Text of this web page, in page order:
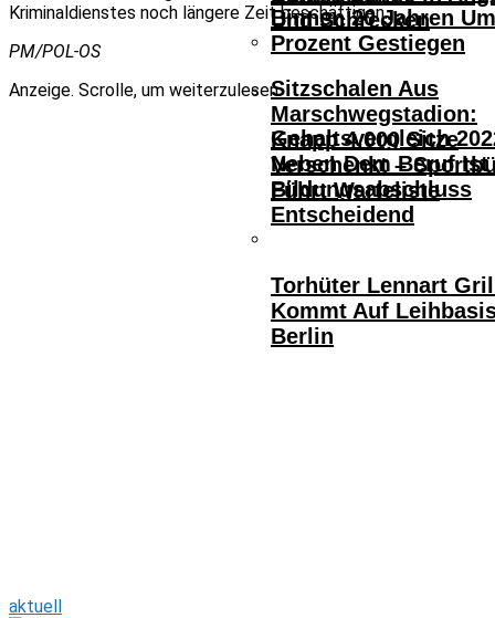
Und Schrecken
Binnen 20 Jahren
Prozent Gestiegen
Gehaltsvergleich
Neben Dem Beruf Ist
Bildungsabschluss
Entscheidend
Sitzschalen Aus
Marschwegstadion:
Knapp 4.000 Sitze
Verschenkt –
Führt Warteliste
Torhüter Lennart
Kommt Auf
Berlin
Kriminaldienstes noch längere Zeit beschäftigen.
PM/POL-OS
Anzeige. Scrolle, um weiterzulesen.
aktuell